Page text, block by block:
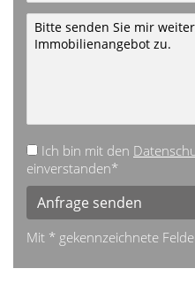
Ich bin mit den
einverstanden*
Anfrage senden
Mit * gekennzeichnete